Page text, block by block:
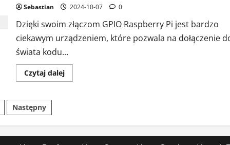
kroku
Lutris)
Sebastian 2024-10-07 0
Dzięki swoim złączom GPIO Raspberry Pi jest bardzo
ciekawym urządzeniem, które pozwala na dołączenie
świata kodu...
Czytaj dalejDowiedz
się
przyciski
Następny